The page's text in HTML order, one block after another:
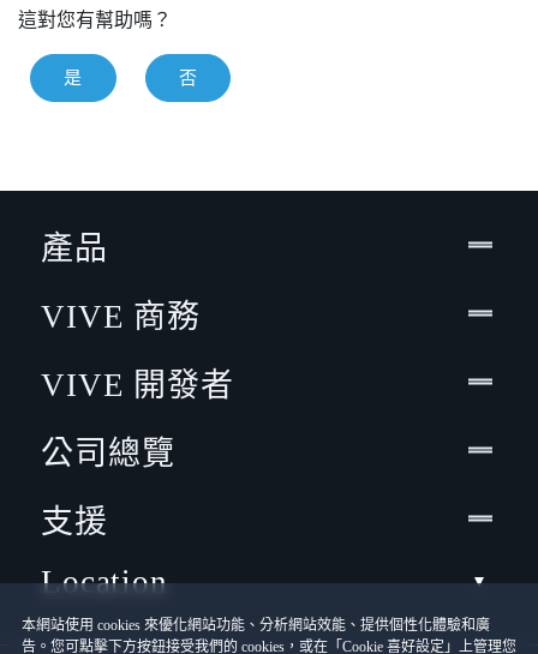
這對您有幫助嗎？
是 否
本網站使用 cookies 來優化網站功能、分析網站效能、提供個性化體驗和廣
告。您可點擊下方按鈕接受我們的 cookies，或在「Cookie 喜好設定」上管理您
產品
VIVE 商務
VIVE 開發者
公司總覽
支援
Location